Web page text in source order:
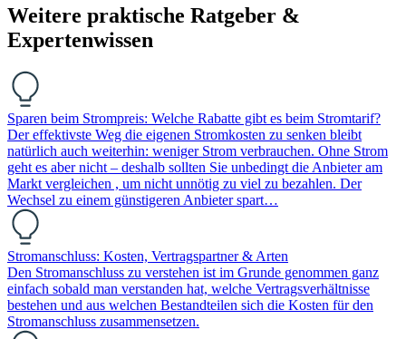
Weitere praktische Ratgeber &
Expertenwissen
Sparen beim Strompreis: Welche Rabatte gibt es beim Stromtarif?
Der effektivste Weg die eigenen Stromkosten zu senken bleibt
natürlich auch weiterhin: weniger Strom verbrauchen. Ohne Strom
geht es aber nicht – deshalb sollten Sie unbedingt die Anbieter am
Markt vergleichen , um nicht unnötig zu viel zu bezahlen. Der
Wechsel zu einem günstigeren Anbieter spart…
Stromanschluss: Kosten, Vertragspartner & Arten
Den Stromanschluss zu verstehen ist im Grunde genommen ganz
einfach sobald man verstanden hat, welche Vertragsverhältnisse
bestehen und aus welchen Bestandteilen sich die Kosten für den
Stromanschluss zusammensetzen.